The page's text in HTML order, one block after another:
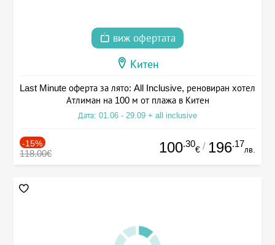
виж офертата
Китен
Last Minute оферта за лято: All Inclusive, реновиран хотел
Атлиман на 100 м от плажа в Китен
Дата: 01.06 - 29.09 + all inclusive
-15%
118.00€ 100.30
€ / 196.17
лв.